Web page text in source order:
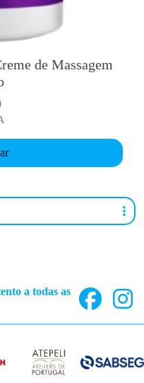
de Massagem
a todas as